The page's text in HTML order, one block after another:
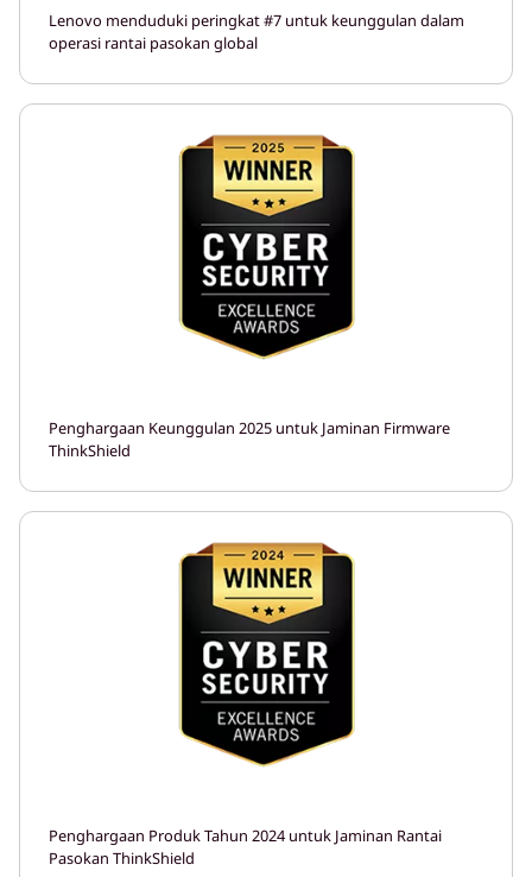
Lenovo menduduki peringkat #7 untuk keunggulan dalam
operasi rantai pasokan global
Penghargaan Keunggulan 2025 untuk Jaminan Firmware
ThinkShield
Penghargaan Produk Tahun 2024 untuk Jaminan Rantai
Pasokan ThinkShield